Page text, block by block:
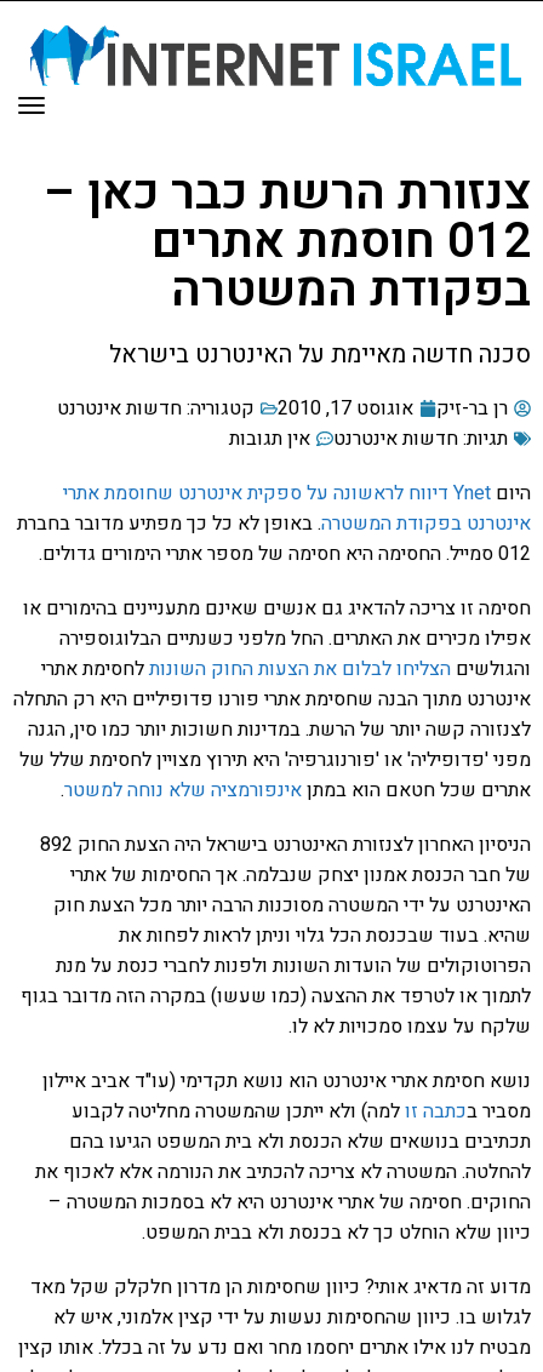
צנזורת הרשת כבר כאן –
012 חוסמת אתרים
בפקודת המשטרה
סכנה חדשה מאיימת על האינטרנט בישראל
רן בר-זיק אוגוסט 17, 2010 קטגוריה:חדשות אינטרנט
תגיות:חדשות אינטרנט
אין תגובות
היום
Ynet דיווח לראשונה על ספקית אינטרנט שחוסמת אתרי
אינטרנט בפקודת המשטרה. באופן לא כל כך מפתיע מדובר בחברת
012 סמייל. החסימה היא חסימה של מספר אתרי הימורים גדולים.
חסימה זו צריכה להדאיג גם אנשים שאינם מתעניינים בהימורים או
אפילו מכירים את האתרים. החל מלפני כשנתיים הבלוגוספירה
והגולשים הצליחו לבלום את הצעות החוק השונותלחסימת אתרי
אינטרנט מתוך הבנה שחסימת אתרי פורנו פדופיליים היא רק התחלה
לצנזורה קשה יותר של הרשת. במדינות חשוכות יותר כמו סין, הגנה
מפני 'פדופיליה' או 'פורנוגרפיה' היא תירוץ מצויין לחסימת שלל של
אתרים שכל חטאם הוא במתןאינפורמציה שלא נוחה למשטר.
הניסיון האחרון לצנזורת האינטרנט בישראל היה הצעת החוק 892
של חבר הכנסת אמנון יצחק שנבלמה. אך החסימות של אתרי
האינטרנט על ידי המשטרה מסוכנות הרבה יותר מכל הצעת חוק
שהיא. בעוד שבכנסת הכל גלוי וניתן לראות לפחות את
הפרוטוקולים של הועדות השונות ולפנות לחברי כנסת על מנת
לתמוך או לטרפד את ההצעה (כמו שעשו) במקרה הזה מדובר בגוף
שלקח על עצמו סמכויות לא לו.
נושא חסימת אתרי אינטרנט הוא נושא תקדימי (עו"ד אביב איילון
מסביר בכתבה זולמה) ולא ייתכן שהמשטרה מחליטה לקבוע
תכתיבים בנושאים שלא הכנסת ולא בית המשפט הגיעו בהם
להחלטה. המשטרה לא צריכה להכתיב את הנורמה אלא לאכוף את
החוקים. חסימה של אתרי אינטרנט היא לא בסמכות המשטרה –
כיוון שלא הוחלט כך לא בכנסת ולא בבית המשפט.
מדוע זה מדאיג אותי? כיוון שחסימות הן מדרון חלקלק שקל מאד
לגלוש בו. כיוון שהחסימות נעשות על ידי קצין אלמוני, איש לא
מבטיח לנו אילו אתרים יחסמו מחר ואם נדע על זה בכלל. אותו קצין